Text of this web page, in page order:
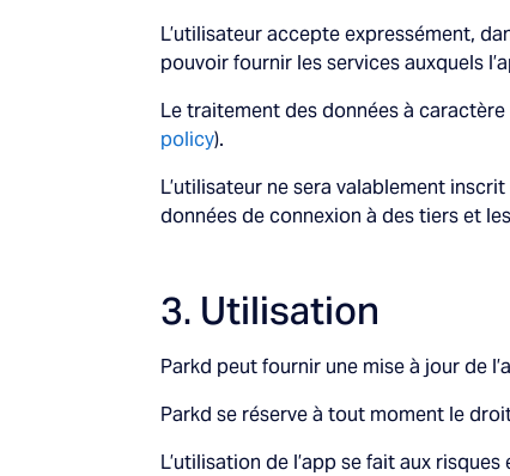
L’utilisateur accepte expressément,
pouvoir fournir les services auxquels
Le traitement des données à
policy).
L’utilisateur ne sera valablement
données de connexion à des tiers et
3. Utilisation
Parkd peut fournir une mise à jour de
Parkd se réserve à tout moment le
L’utilisation de l’app se fait aux